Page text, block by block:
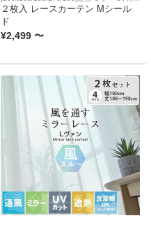
ト 洗濯可
２枚入 レースカーテン Mシール
ド
¥2,499 〜